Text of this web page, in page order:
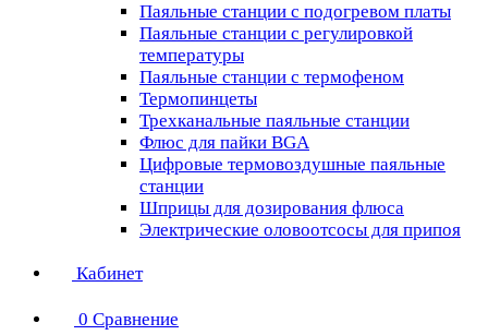
Паяльные станции с подогревом платы
Паяльные станции с регулировкой
температуры
Паяльные станции с термофеном
Термопинцеты
Трехканальные паяльные станции
Флюс для пайки BGA
Цифровые термовоздушные паяльные
станции
Шприцы для дозирования флюса
Электрические оловоотсосы для припоя
Кабинет
0 Сравнение